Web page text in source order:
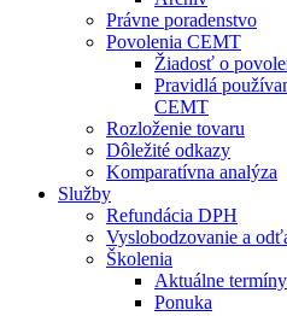
Právne poradenstvo
Povolenia CEMT
Žiadosť o
Pravidlá
CEMT
Rozloženie tovaru
Dôležité odkazy
Komparatívna analýza
Služby
Refundácia DPH
Vyslobodzovanie a
Školenia
Aktuálne termíny
Ponuka